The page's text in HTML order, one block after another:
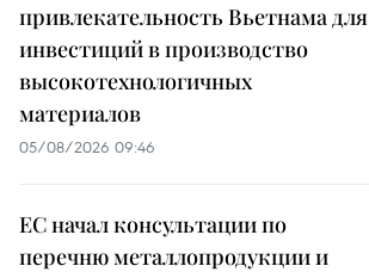
привлекательность Вьетнама для
инвестиций в производство
высокотехнологичных
материалов
05/08/2026 09:46
ЕС начал консультации по
перечню металлопродукции и